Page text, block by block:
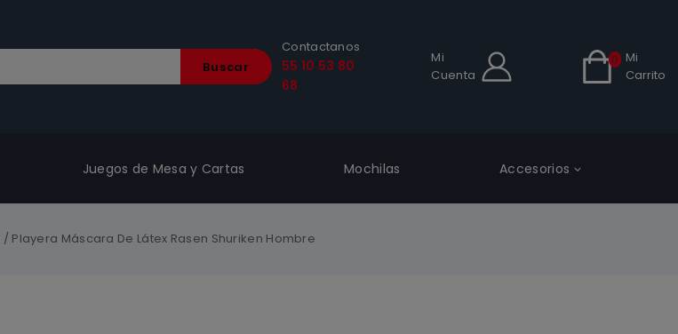
Buscar
Contactanos
55 10 53 80
68
Mi
Cuenta
0
Mi
Carrito
Juegos de Mesa y Cartas Mochilas Accesorios
/ Playera Máscara De Látex Rasen Shuriken Hombre